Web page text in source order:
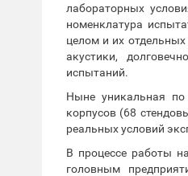
лабораторных
номенклатура
целом и их
акустики,
испытаний.
Ныне уникальная по
корпусов (68
реальных условий
В процессе работы
головным